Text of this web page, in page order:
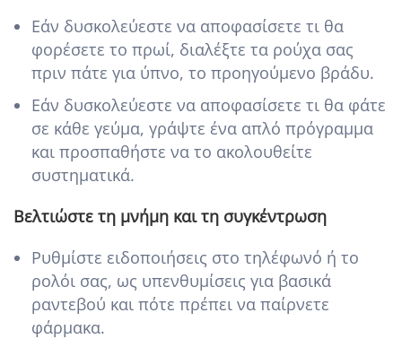
Εάν δυσκολεύεστε να αποφασίσετε τι θα
φορέσετε το πρωί, διαλέξτε τα ρούχα σας
πριν πάτε για ύπνο, το προηγούμενο βράδυ.
Εάν δυσκολεύεστε να αποφασίσετε τι θα φάτε
σε κάθε γεύμα, γράψτε ένα απλό πρόγραμμα
και προσπαθήστε να το ακολουθείτε
συστηματικά.
Βελτιώστε τη μνήμη και τη συγκέντρωση
Ρυθμίστε ειδοποιήσεις στο τηλέφωνό ή το
ρολόι σας, ως υπενθυμίσεις για βασικά
ραντεβού και πότε πρέπει να παίρνετε
φάρμακα.